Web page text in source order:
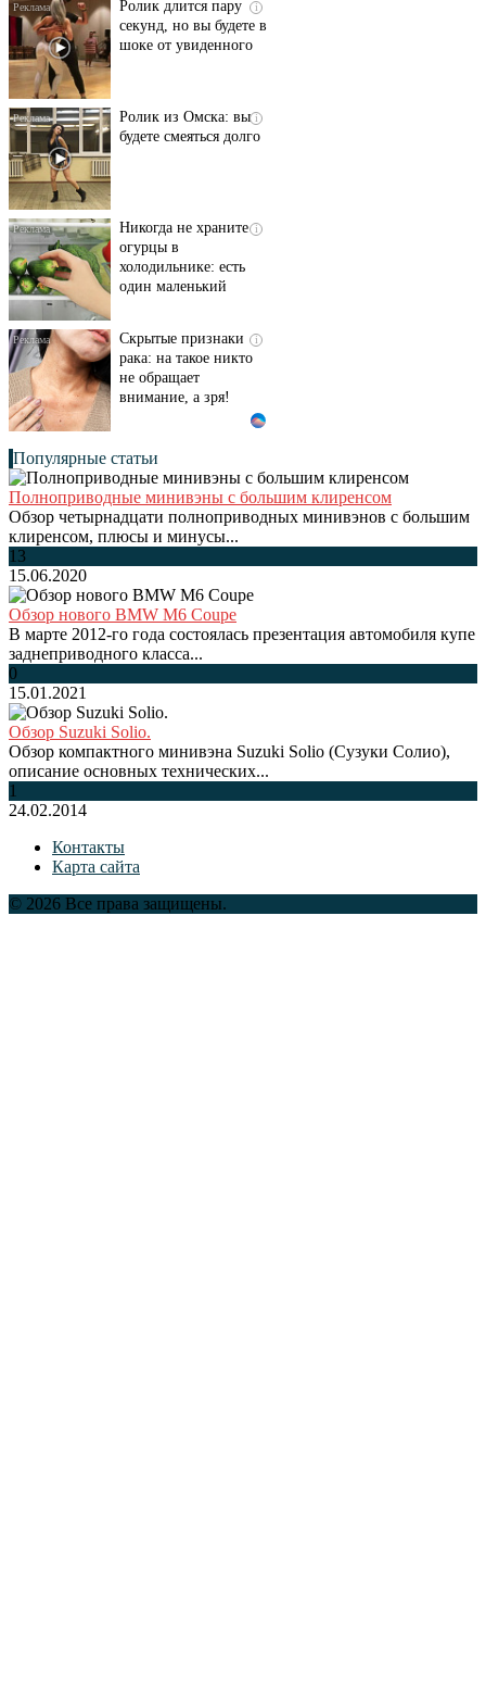
i
Ролик длится пару
секунд, но вы будете в
шоке от увиденного
i
Ролик из Омска: вы
будете смеяться долго
i
Никогда не храните
огурцы в
холодильнике: есть
один маленький
i
Скрытые признаки
рака: на такое никто
не обращает
внимание, а зря!
Популярные статьи
Полноприводные минивэны с большим клиренсом
Обзор четырнадцати полноприводных минивэнов с большим
клиренсом, плюсы и минусы...
13
15.06.2020
Обзор нового BMW M6 Coupe
В марте 2012-го года состоялась презентация автомобиля купе
заднеприводного класса...
0
15.01.2021
Обзор Suzuki Solio.
Обзор компактного минивэна Suzuki Solio (Сузуки Солио),
описание основных технических...
1
24.02.2014
Контакты
Карта сайта
© 2026 Все права защищены.